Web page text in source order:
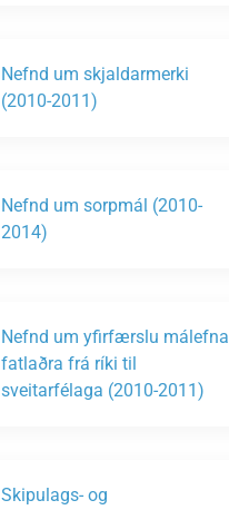
Nefnd um skjaldarmerki
(2010-2011)
Nefnd um sorpmál (2010-
2014)
Nefnd um yfirfærslu málefna
fatlaðra frá ríki til
sveitarfélaga (2010-2011)
Skipulags- og